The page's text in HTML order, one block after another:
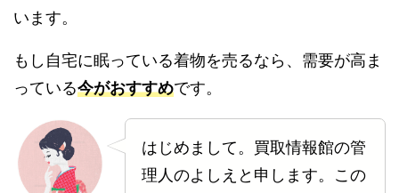
います。
もし自宅に眠っている着物を売るなら、需要が高ま
っている今がおすすめです。
はじめまして。買取情報館の管
理人のよしえと申します。この